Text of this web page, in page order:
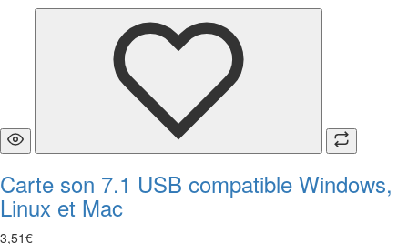
Carte son 7.1 USB compatible Windows,
Linux et Mac
3,51€